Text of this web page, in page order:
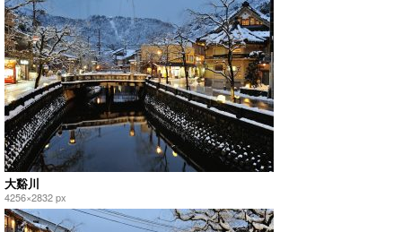
大谿川
4256×2832 px